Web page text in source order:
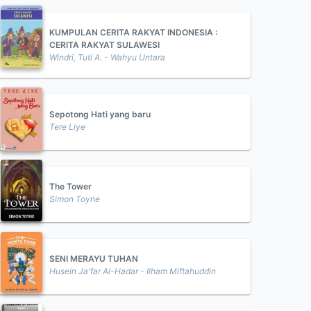
KUMPULAN CERITA RAKYAT INDONESIA :
CERITA RAKYAT SULAWESI
Windri, Tuti A. - Wahyu Untara
Sepotong Hati yang baru
Tere Liye
The Tower
Simon Toyne
SENI MERAYU TUHAN
Husein Ja'far Al-Hadar - Ilham Miftahuddin